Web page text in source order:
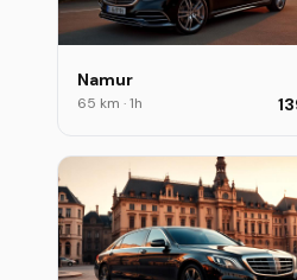
Namur
65 km ·1h